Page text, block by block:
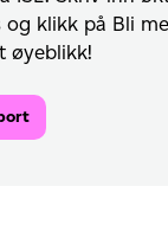
klikk på Bli
øyeblikk!